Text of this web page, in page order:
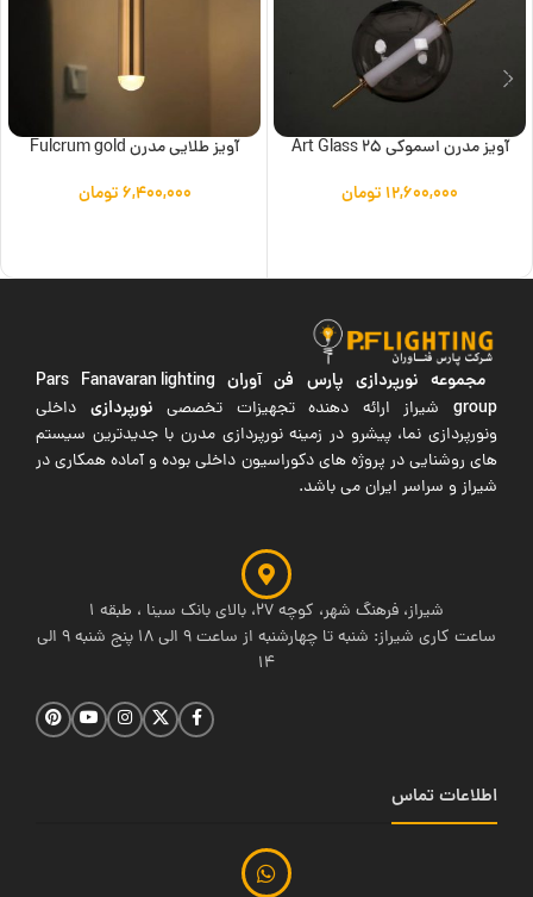
آویز مدرن اسموکی Art Glass 25
۱۲,۶۰۰,۰۰۰ تومان
آویز طلایی مدرن Fulcrum gold
۶,۴۰۰,۰۰۰تومان
مجموعه نورپردازی پارس فن آوران Pars Fanavaran lighting
groupشیراز ارائه دهنده تجهیزات تخصصی نورپردازی داخلی
ونورپردازی نما، پیشرو در زمینه نورپردازی مدرن با جدیدترین سیستم
های روشنایی در پروژه های دکوراسیون داخلی بوده و آماده همکاری در
شیراز و سراسر ایران می باشد.
شیراز، فرهنگ شهر، کوچه 27، بالای بانک سینا ، طبقه 1
ساعت کاری شیراز: شنبه تا چهارشنبه از ساعت 9 الی 18 پنج شنبه 9 الی
14
اطلاعات تماس